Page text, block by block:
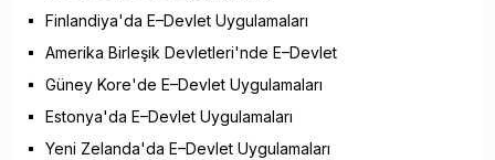
Finlandiya'da E–Devlet Uygulamaları
Amerika Birleşik Devletleri'nde E–Devlet
Güney Kore'de E–Devlet Uygulamaları
Estonya'da E–Devlet Uygulamaları
Yeni Zelanda'da E–Devlet Uygulamaları